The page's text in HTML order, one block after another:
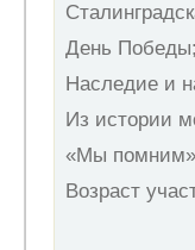
День Победы;
Наследие и
Из истории
«Мы
Возраст